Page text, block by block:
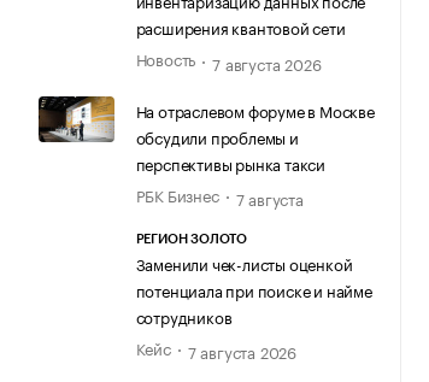
расширения квантовой сети
Новость
7 августа 2026
На отраслевом форуме в Москве
обсудили проблемы и
перспективы рынка такси
РБК Бизнес
7 августа
РЕГИОН ЗОЛОТО
Заменили чек-листы оценкой
потенциала при поиске и найме
сотрудников
Кейс
7 августа 2026